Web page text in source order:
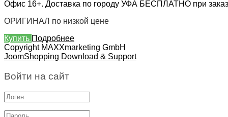
Офис 16+. Доставка по городу УФА БЕСПЛАТНО при
ОРИГИНАЛ по низкой цене
Купить Подробнее
Copyright MAXXmarketing GmbH
JoomShopping Download & Support
Войти на сайт